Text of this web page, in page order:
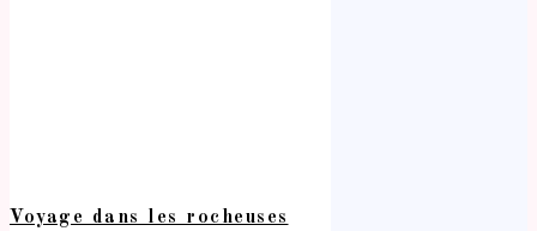
Voyage dans les rocheuses